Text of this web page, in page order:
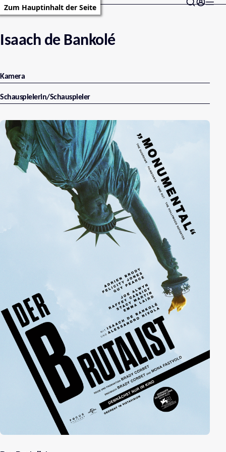
Zum Hauptinhalt der Seite
Isaach de Bankolé
Kamera
Schauspielerin/Schauspieler